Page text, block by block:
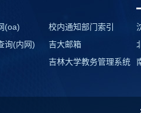
(oa)
校内通知部门索引
询(内网)
吉大邮箱
吉林大学教务管理系统